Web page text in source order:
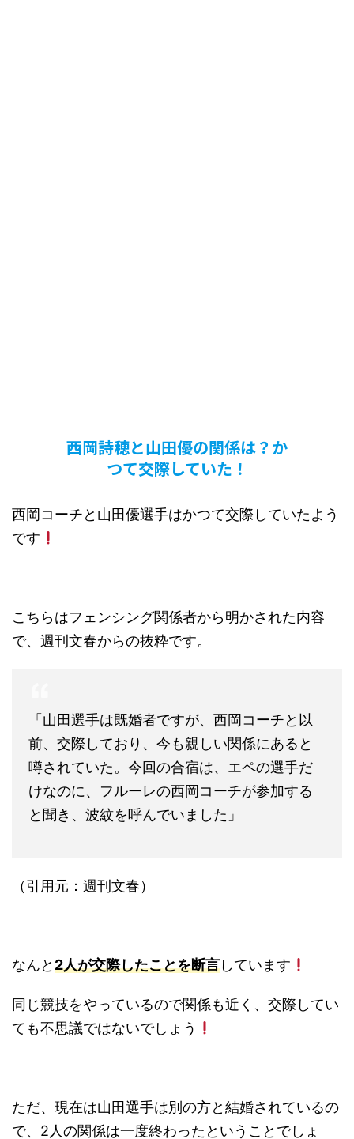
西岡詩穂と山田優の関係は？か
つて交際していた！
西岡コーチと山田優選手はかつて交際していたよう
です
こちらはフェンシング関係者から明かされた内容
で、週刊文春からの抜粋です。
「山田選手は既婚者ですが、西岡コーチと以
前、交際しており、今も親しい関係にあると
噂されていた。今回の合宿は、エペの選手だ
けなのに、フルーレの西岡コーチが参加する
と聞き、波紋を呼んでいました」
（引用元：週刊文春）
なんと2人が交際したことを断言しています
同じ競技をやっているので関係も近く、交際してい
ても不思議ではないでしょう
ただ、現在は山田選手は別の方と結婚されているの
で、2人の関係は一度終わったということでしょ